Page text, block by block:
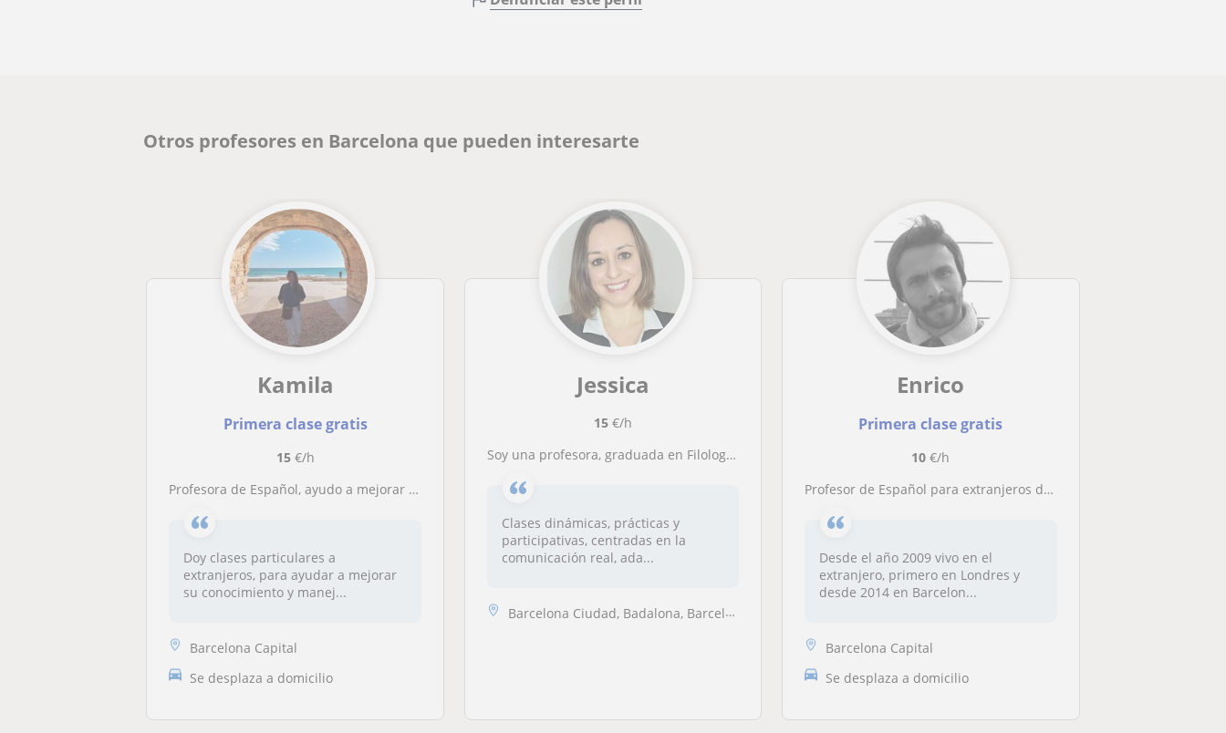
Otros profesores en Barcelona que pueden interesarte
Kamila
Primera clase gratis
15€/h
Profesora de Español, ayudo a mejorar tu comprensión, conversación y habilidades en el idioma, de manera fácil y práctica
Doy clases particulares a
extranjeros, para ayudar a mejorar
su conocimiento y manej...
Barcelona Capital
Se desplaza a domicilio
Jessica
15€/h
Soy una profesora, graduada en Filología Hispánica y más de seis años de experiencia.
Clases dinámicas, prácticas y
participativas, centradas en la
comunicación real, ada...
Barcelona Ciudad, Badalona, Barcelona (Ciudad), Hospitalet de Llobrega...
Enrico
Primera clase gratis
10 €/h
Profesor de Español para extranjeros de forma online
Desde el año 2009 vivo en el
extranjero, primero en Londres y
desde 2014 en Barcelon...
Barcelona Capital
Se desplaza a domicilio